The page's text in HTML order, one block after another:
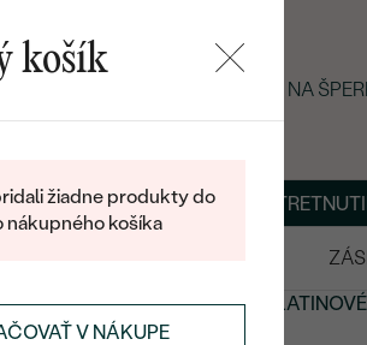
LETNÝ BLACK FRIDAY: −25 % NA
NA MIERU DOHODNÚŤ
MANŽETOVÉ GOMBÍKY
košík
žiadne produkty do
nákupného košíka
V NÁKUPE